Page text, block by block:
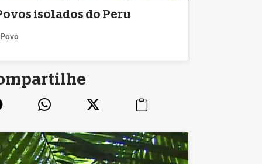
isolados do Peru
Povo